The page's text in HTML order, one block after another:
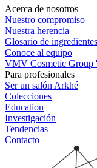
Acerca de nosotros
Nuestro compromiso
Nuestra herencia
Glosario de ingredientes
Conoce al equipo
VMV Cosmetic Group
Para profesionales
Ser un salón Arkhé
Colecciones
Education
Investigación
Tendencias
Contacto